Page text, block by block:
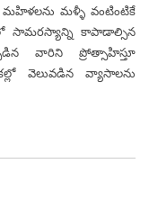
మళ్ళీ వంటింటికే
సామరస్యాన్ని కాపాడాల్సిన
వారిని ప్రోత్సాహిస్తూ
వెలువడిన వ్యాసాలను